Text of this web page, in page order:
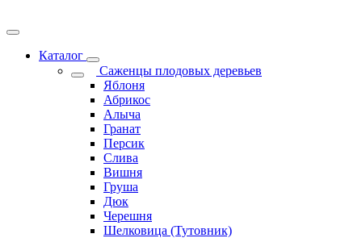
Каталог
Саженцы плодовых деревьев
Яблоня
Абрикос
Алыча
Гранат
Персик
Слива
Вишня
Груша
Дюк
Черешня
Шелковица (Тутовник)